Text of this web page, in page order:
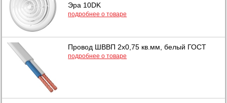
Эра 10DK
подробнее о товаре
Провод ШВВП 2х0,75 кв.мм, белый ГОСТ
подробнее о товаре